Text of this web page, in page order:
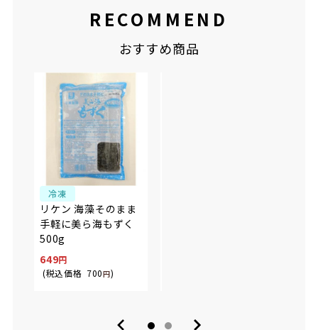
RECOMMEND
おすすめ商品
冷凍
リケン 海藻そのまま
手軽に美ら海もずく
500g
649
(税込価格 700円)